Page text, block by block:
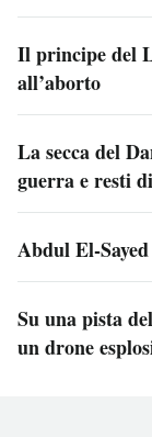
Il principe del
all’aborto
La secca del
guerra e resti
Abdul El-
Su una pista
un drone